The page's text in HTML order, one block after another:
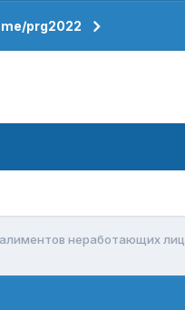
prg2022
неработающих лиц